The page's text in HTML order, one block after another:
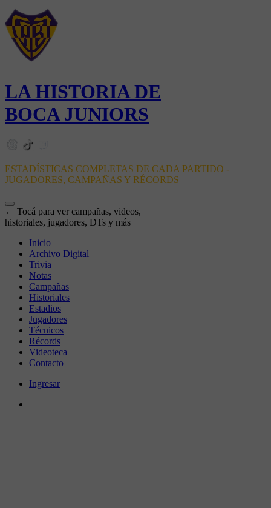
LA HISTORIA DE
BOCA JUNIORS
ESTADÍSTICAS COMPLETAS DE CADA PARTIDO -
JUGADORES, CAMPAÑAS Y RÉCORDS
← Tocá para ver campañas, videos,
historiales, jugadores, DTs y más
Inicio
Archivo Digital
Trivia
Notas
Campañas
Historiales
Estadios
Jugadores
Técnicos
Récords
Videoteca
Contacto
Ingresar